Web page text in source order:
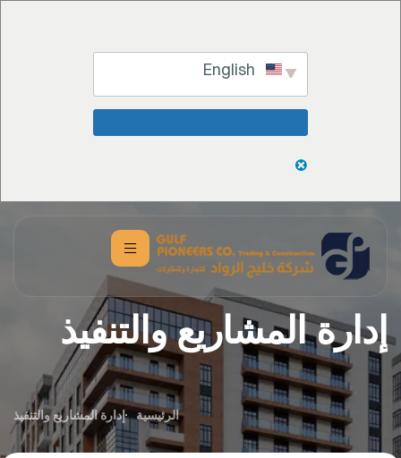
إلى
إدارة المشاريع والتنفيذ
الرئيسية إدارة المشاريع والتنفيذ